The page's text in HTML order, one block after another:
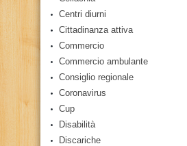
Centri diurni
Cittadinanza attiva
Commercio
Commercio ambulante
Consiglio regionale
Coronavirus
Cup
Disabilità
Discariche